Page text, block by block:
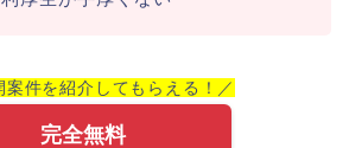
案件を紹介してもらえる！／
完全無料